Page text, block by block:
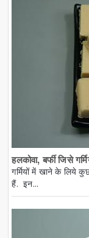
हलकोवा, बर्फी जिसे
गर्मियों में खाने के लिये
हैं. इन...